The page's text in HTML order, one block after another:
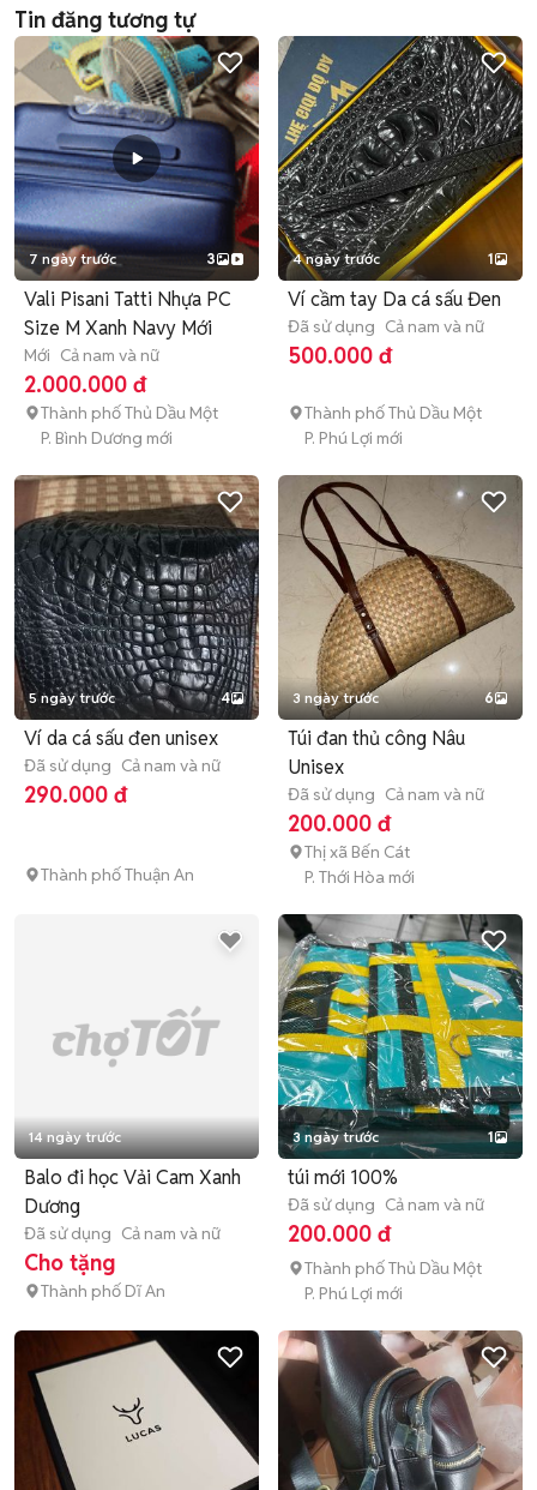
Tin đăng tương tự
7 ngày trước 3
Vali Pisani Tatti Nhựa PC
Size M Xanh Navy Mới
Mới Cả nam và nữ
2.000.000 đ
Thành phố Thủ Dầu Một
P. Bình Dương mới
4 ngày trước 1
Ví cầm tay Da cá sấu Đen
Đã sử dụng Cả nam và nữ
500.000 đ
Thành phố Thủ Dầu Một
P. Phú Lợi mới
5 ngày trước 4
Ví da cá sấu đen unisex
Đã sử dụng Cả nam và nữ
290.000 đ
Thành phố Thuận An
3 ngày trước 6
Túi đan thủ công Nâu
Unisex
Đã sử dụng Cả nam và nữ
200.000 đ
Thị xã Bến Cát
P. Thới Hòa mới
14 ngày trước
Balo đi học Vải Cam Xanh
Dương
Đã sử dụng Cả nam và nữ
Cho tặng
Thành phố Dĩ An
3 ngày trước 1
túi mới 100%
Đã sử dụng Cả nam và nữ
200.000 đ
Thành phố Thủ Dầu Một
P. Phú Lợi mới